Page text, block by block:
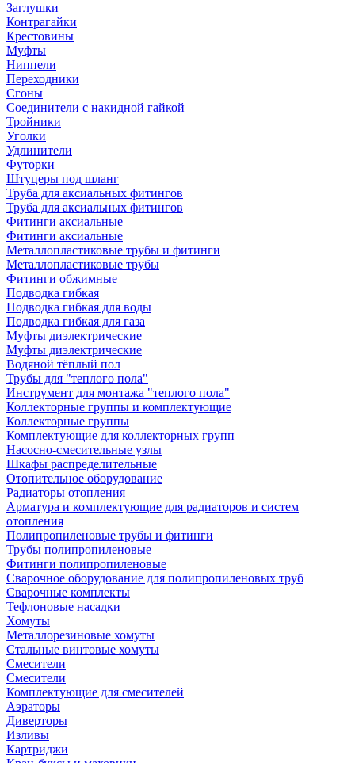
Заглушки
Контрагайки
Крестовины
Муфты
Ниппели
Переходники
Сгоны
Соединители с накидной гайкой
Тройники
Уголки
Удлинители
Футорки
Штуцеры под шланг
Труба для аксиальных фитингов
Труба для аксиальных фитингов
Фитинги аксиальные
Фитинги аксиальные
Металлопластиковые трубы и фитинги
Металлопластиковые трубы
Фитинги обжимные
Подводка гибкая
Подводка гибкая для воды
Подводка гибкая для газа
Муфты диэлектрические
Муфты диэлектрические
Водяной тёплый пол
Трубы для "теплого пола"
Инструмент для монтажа "теплого пола"
Коллекторные группы и комплектующие
Коллекторные группы
Комплектующие для коллекторных групп
Насосно-смесительные узлы
Шкафы распределительные
Отопительное оборудование
Радиаторы отопления
Арматура и комплектующие для радиаторов и систем
отопления
Полипропиленовые трубы и фитинги
Трубы полипропиленовые
Фитинги полипропиленовые
Сварочное оборудование для полипропиленовых труб
Сварочные комплекты
Тефлоновые насадки
Хомуты
Металлорезиновые хомуты
Стальные винтовые хомуты
Смесители
Смесители
Комплектующие для смесителей
Аэраторы
Диверторы
Изливы
Картриджи